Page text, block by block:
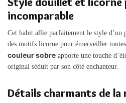
incomparable
Cet habit allie parfaitement le style d’un
des motifs licorne pour émerveiller toutes
couleur sobre apporte une touche
original séduit par son côté enchanteur.
Détails charmants de